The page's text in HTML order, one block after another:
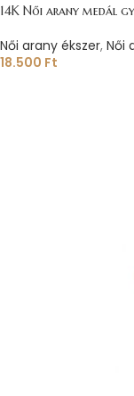
14K Női arany medál
Női arany ékszer, Női
18.500 Ft